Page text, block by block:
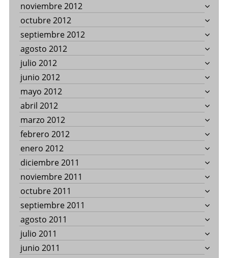
noviembre 2012
octubre 2012
septiembre 2012
agosto 2012
julio 2012
junio 2012
mayo 2012
abril 2012
marzo 2012
febrero 2012
enero 2012
diciembre 2011
noviembre 2011
octubre 2011
septiembre 2011
agosto 2011
julio 2011
junio 2011